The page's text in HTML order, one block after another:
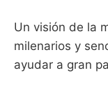
Un visión de la
milenarios y
ayudar a gran